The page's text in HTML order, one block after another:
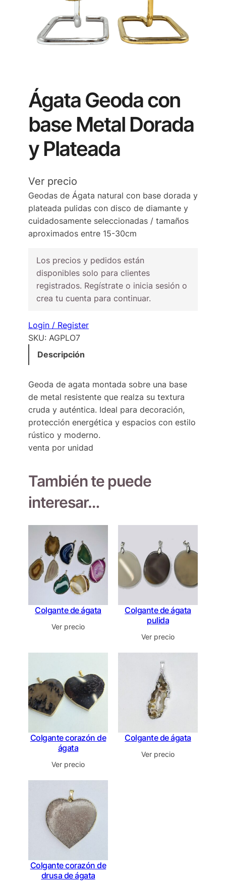
Ágata Geoda con
base Metal Dorada
y Plateada
Ver precio
Geodas de Ágata natural con base dorada y
plateada pulidas con disco de diamante y
cuidadosamente seleccionadas / tamaños
aproximados entre 15-30cm
Los precios y pedidos están
disponibles solo para clientes
registrados. Regístrate o inicia sesión o
crea tu cuenta para continuar.
Login / Register
SKU: AGPLO7
Descripción
Geoda de agata montada sobre una base
de metal resistente que realza su textura
cruda y auténtica. Ideal para decoración,
protección energética y espacios con estilo
rústico y moderno.
venta por unidad
También te puede
interesar…
Colgante de ágata
Ver precio
Colgante de ágata
pulida
Ver precio
Colgante corazón de
ágata
Ver precio
Colgante de ágata
Ver precio
Colgante corazón de
drusa de ágata